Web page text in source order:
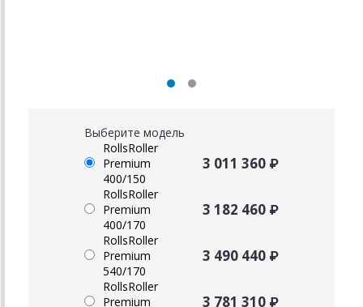
Выберите модель
RollsRoller
Premium
400/150
3 011 360 ₽
RollsRoller
Premium
400/170
3 182 460 ₽
RollsRoller
Premium
540/170
3 490 440 ₽
RollsRoller
Premium
3 781 310 ₽